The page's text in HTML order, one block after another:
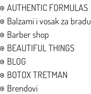
AUTHENTIC FORMULAS
Balzami i vosak za bradu
Barber shop
BEAUTIFUL THINGS
BLOG
BOTOX TRETMAN
Brendovi